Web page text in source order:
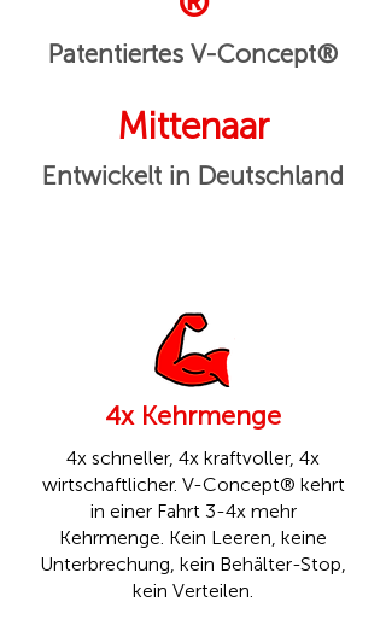
Patentiertes V-Concept®
Mittenaar
Entwickelt in Deutschland
4x Kehrmenge
4x schneller, 4x kraftvoller, 4x
wirtschaftlicher. V-Concept® kehrt
in einer Fahrt 3-4x mehr
Kehrmenge. Kein Leeren, keine
Unterbrechung, kein Behälter-Stop,
kein Verteilen.